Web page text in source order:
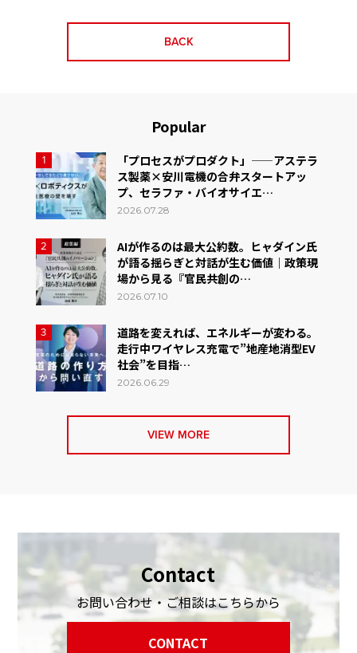
BACK
Popular
1
「プロセスがプロダクト」——アステラ
ス製薬×安川電機の合弁スタートアッ
プ、セラファ・バイオサイエ…
2026.07.28
2
AIが作るのは最大公約数。ヒャダイン氏
が語る揺らぎと対話が生む価値｜政策現
場から見る『官民共創の…
2026.07.10
3
道路を変えれば、エネルギーが変わる。
走行中ワイヤレス充電で”地産地消型EV
社会”を目指…
2026.06.29
VIEW MORE
Contact
お問い合わせ・ご相談はこちらから
CONTACT